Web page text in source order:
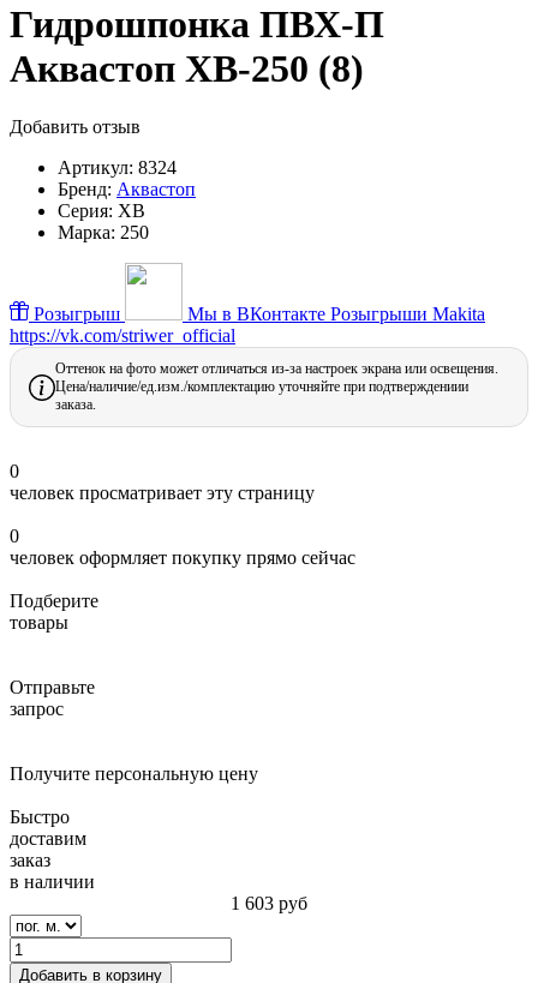
Гидрошпонка ПВХ-П
Аквастоп ХВ-250 (8)
Добавить отзыв
Артикул: 8324
Бренд: Аквастоп
Серия: ХВ
Марка: 250
Розыгрыш Мы в ВКонтакте Розыгрыши Makita
https://vk.com/striwer_official
Оттенок на фото может отличаться из-за настроек экрана или освещения.
Цена/наличие/ед.изм./комплектацию уточняйте при подтверждениии
заказа.
0
человек просматривает эту страницу
0
человек оформляет покупку прямо сейчас
Подберите
товары
Отправьте
запрос
Получите персональную цену
Быстро
доставим
заказ
в наличии
1 603 руб
Добавить в корзину